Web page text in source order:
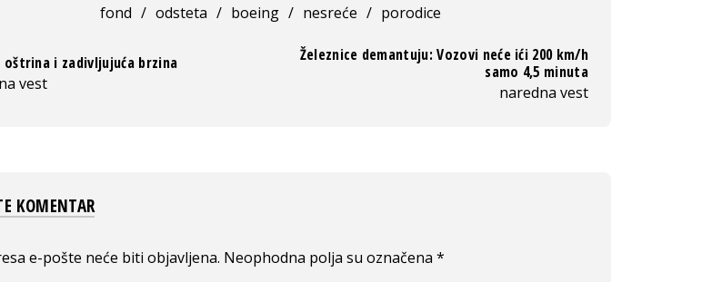
fond / odsteta / boeing / nesreće / porodice
oštrina i zadivljujuća brzina
vest
Železnice demantuju: Vozovi neće ići 200 km/h
samo 4,5 minuta
naredna vest
KOMENTAR
e-pošte neće biti objavljena. Neophodna polja su označena *